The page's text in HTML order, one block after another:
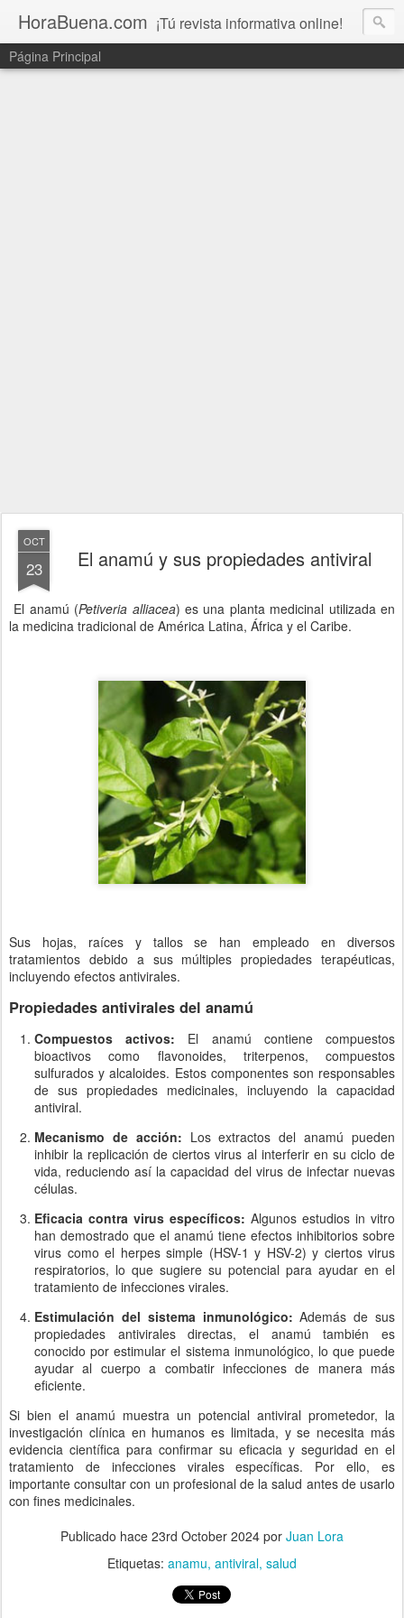
HoraBuena.com ¡Tú revista informativa online!
Página Principal
OCT
23 El anamú y sus propiedades antiviral
El anamú (Petiveria alliacea) es una planta medicinal utilizada en
la medicina tradicional de América Latina, África y el Caribe.
Sus hojas, raíces y tallos se han empleado en diversos
tratamientos debido a sus múltiples propiedades terapéuticas,
incluyendo efectos antivirales.
Propiedades antivirales del anamú
Compuestos activos: El anamú contiene compuestos
bioactivos como flavonoides, triterpenos, compuestos
sulfurados y alcaloides. Estos componentes son responsables
de sus propiedades medicinales, incluyendo la capacidad
antiviral.
Mecanismo de acción: Los extractos del anamú pueden
inhibir la replicación de ciertos virus al interferir en su ciclo de
vida, reduciendo así la capacidad del virus de infectar nuevas
células.
Eficacia contra virus específicos: Algunos estudios in vitro
han demostrado que el anamú tiene efectos inhibitorios sobre
virus como el herpes simple (HSV-1 y HSV-2) y ciertos virus
respiratorios, lo que sugiere su potencial para ayudar en el
tratamiento de infecciones virales.
Estimulación del sistema inmunológico: Además de sus
propiedades antivirales directas, el anamú también es
conocido por estimular el sistema inmunológico, lo que puede
ayudar al cuerpo a combatir infecciones de manera más
eficiente.
Si bien el anamú muestra un potencial antiviral prometedor, la
investigación clínica en humanos es limitada, y se necesita más
evidencia científica para confirmar su eficacia y seguridad en el
tratamiento de infecciones virales específicas. Por ello, es
importante consultar con un profesional de la salud antes de usarlo
con fines medicinales.
Publicado hace 23rd October 2024 por Juan Lora
Etiquetas: anamu antiviral salud